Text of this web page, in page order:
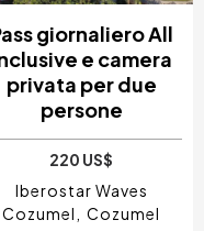
giornaliero All
e camera
privata per due
persone
220 US$
Iberostar Waves
Cozumel
Cozumel